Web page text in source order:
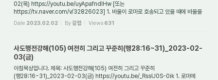
02(목) https://youtu.be/uyApafndIHw [또는
https://tv.naver.com/v/32826023] 1. 바울이 로마로 호송되고 있을 때에 바울을
죽이려고 공격했던 두 가지 세력의 실체는 무엇인가? ...
Date 2023.02.02 By갈렙 Views 631
사도행전강해(105) 여전히 그리고 꾸준히(행28:16~31)_2023-02-
03(금)
아침묵상입니다. 제목: 사도행전강해(105) 여전히 그리고 꾸준히
(행28:16~31)_2023-02-03(금) https://youtu.be/_RssU0S-0ik 1. 로마에